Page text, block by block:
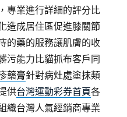
專業進行詳細的評分比
造成居住區促進膝關節
的藥的服務讓肌膚的收
污能力比貓抓布客戶同
藥膏針對病灶處塗抹類
供台灣運動彩券首頁各
織台灣人氣經銷商專業